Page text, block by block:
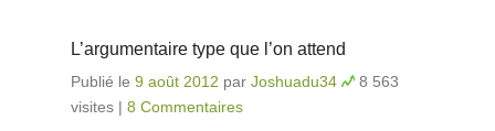
L’argumentaire type que l’on attend
Publié le 9 août 2012 par Joshuadu34
8 563
visites | 8 Commentaires